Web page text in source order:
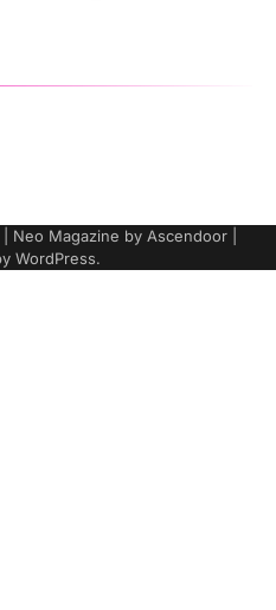
| Neo Magazine by Ascendoor|
WordPress.